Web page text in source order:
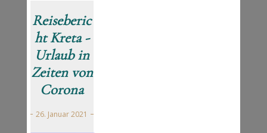
Reiseberic
ht Kreta -
Urlaub in
Zeiten von
Corona
26. Januar 2021